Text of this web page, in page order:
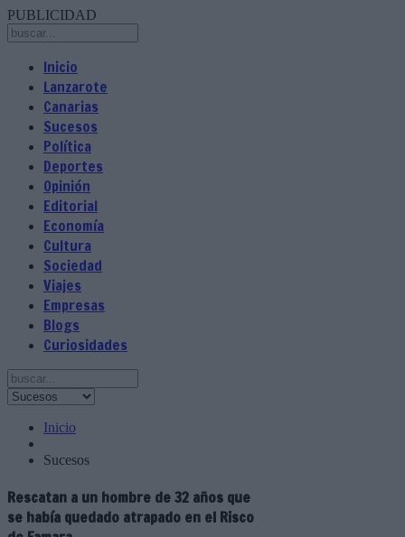
PUBLICIDAD
Inicio
Lanzarote
Canarias
Sucesos
Política
Deportes
Opinión
Editorial
Economía
Cultura
Sociedad
Viajes
Empresas
Blogs
Curiosidades
Inicio
Sucesos
Rescatan a un hombre de 32 años que
se había quedado atrapado en el Risco